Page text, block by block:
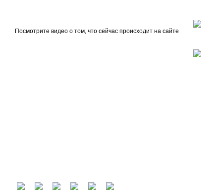
Посмотрите видео о том, что сейчас происходит на сайте